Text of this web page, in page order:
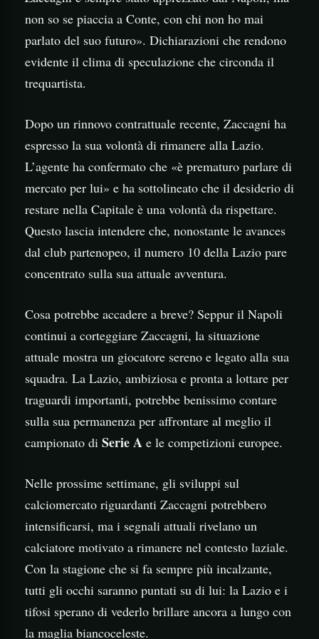
non so se piaccia a Conte, con chi non ho mai
parlato del suo futuro». Dichiarazioni che rendono
evidente il clima di speculazione che circonda il
trequartista.
Dopo un rinnovo contrattuale recente, Zaccagni ha
espresso la sua volontà di rimanere alla Lazio.
L’agente ha confermato che «è prematuro parlare di
mercato per lui» e ha sottolineato che il desiderio di
restare nella Capitale è una volontà da rispettare.
Questo lascia intendere che, nonostante le avances
dal club partenopeo, il numero 10 della Lazio pare
concentrato sulla sua attuale avventura.
Cosa potrebbe accadere a breve? Seppur il Napoli
continui a corteggiare Zaccagni, la situazione
attuale mostra un giocatore sereno e legato alla sua
squadra. La Lazio, ambiziosa e pronta a lottare per
traguardi importanti, potrebbe benissimo contare
sulla sua permanenza per affrontare al meglio il
campionato di Serie A e le competizioni europee.
Nelle prossime settimane, gli sviluppi sul
calciomercato riguardanti Zaccagni potrebbero
intensificarsi, ma i segnali attuali rivelano un
calciatore motivato a rimanere nel contesto laziale.
Con la stagione che si fa sempre più incalzante,
tutti gli occhi saranno puntati su di lui: la Lazio e i
tifosi sperano di vederlo brillare ancora a lungo con
la maglia biancoceleste.